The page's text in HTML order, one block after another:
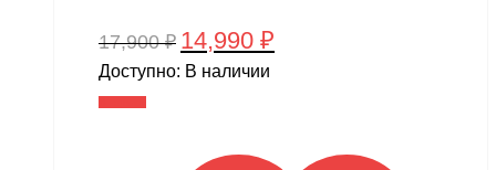
17,900₽ Первоначальная
цена
14,990 ₽
Доступно: В наличии